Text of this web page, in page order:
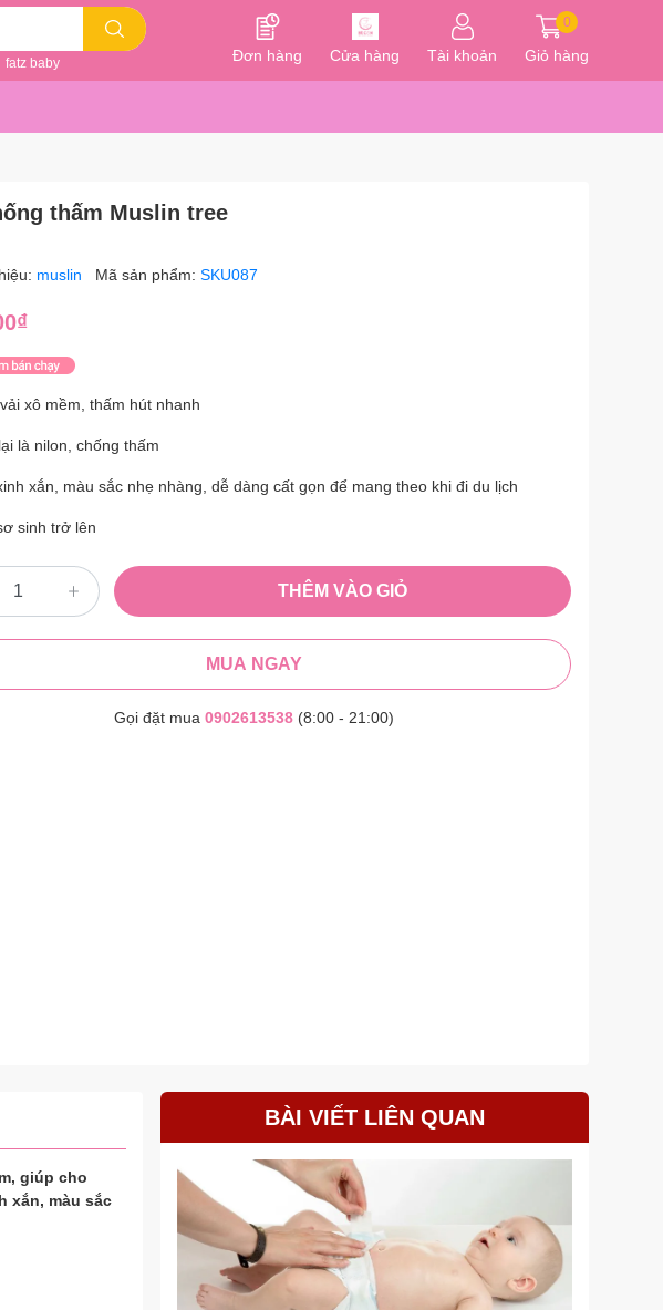
fatz baby Đơn hàng Cửa hàng Tài khoản
0
Giỏ hàng
thấm Muslin tree
muslin Mã sản phẩm: SKU087
xô mềm, thấm hút nhanh
là nilon, chống thấm
xắn, màu sắc nhẹ nhàng, dễ dàng cất gọn để mang theo khi đi du lịch
sinh trở lên
THÊM VÀO GIỎ
MUA NGAY
Gọi đặt mua 0902613538 (8:00 - 21:00)
giúp cho
xắn, màu sắc
BÀI VIẾT LIÊN QUAN